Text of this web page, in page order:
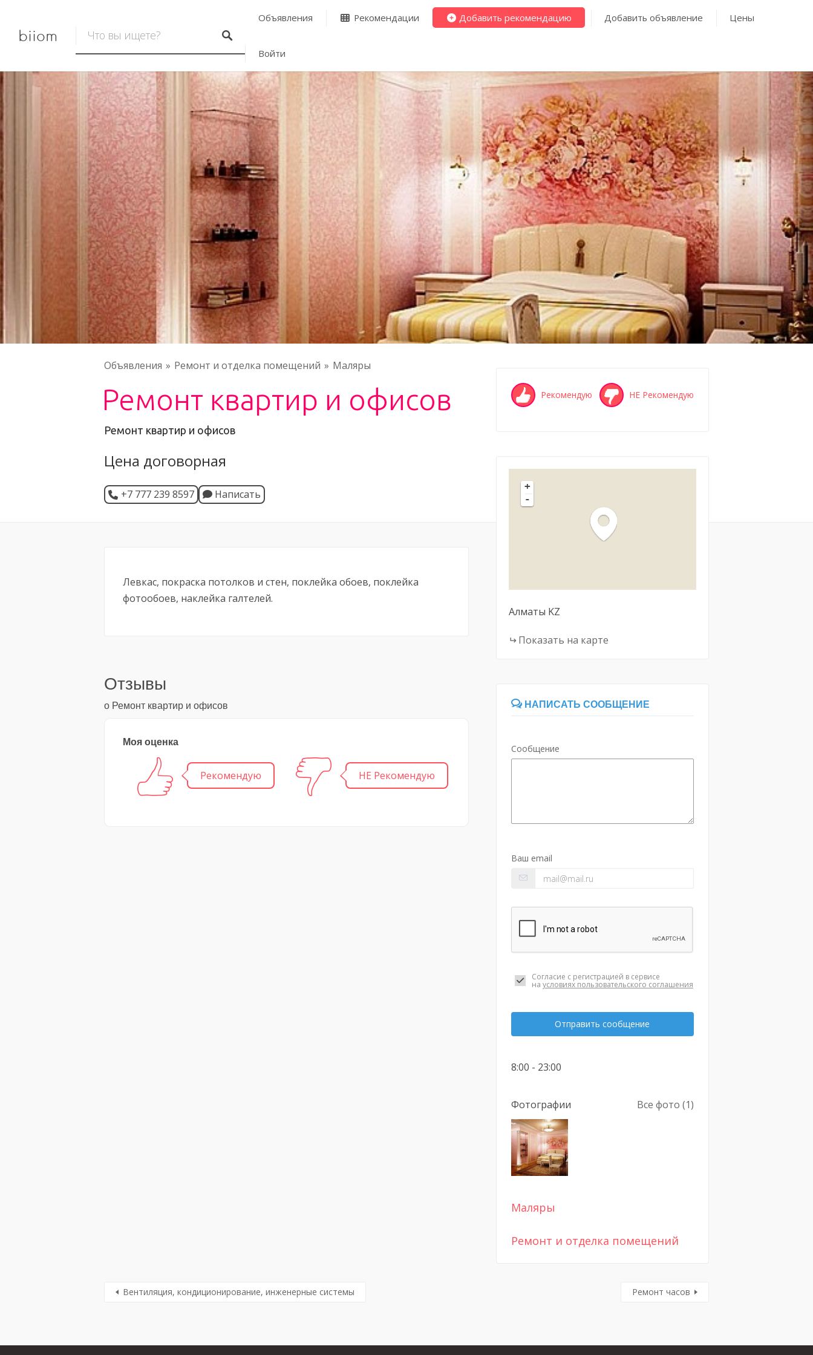
biiom
Объявления Рекомендации Добавить рекомендацию Добавить объявление Цены
Войти
Объявления Ремонт и отделка помещений Маляры
Ремонт квартир и офисов
Ремонт квартир и офисов
Цена договорная
+7 777 239 8597 Написать
Левкас, покраска потолков и стен, поклейка обоев, поклейка
фотообоев, наклейка галтелей.
Отзывы
о Ремонт квартир и офисов
Моя оценка
Рекомендую НЕ Рекомендую
Рекомендую НЕ Рекомендую
+
-
Алматы KZ
Показать на карте
НАПИСАТЬ СООБЩЕНИЕ
Сообщение
Ваш email
Согласие с регистрацией в сервисе
на условиях пользовательского соглашения
Отправить сообщение
8:00 - 23:00
Фотографии Все фото (1)
Маляры
Ремонт и отделка помещений
Вентиляция, кондиционирование, инженерные системы Ремонт часов